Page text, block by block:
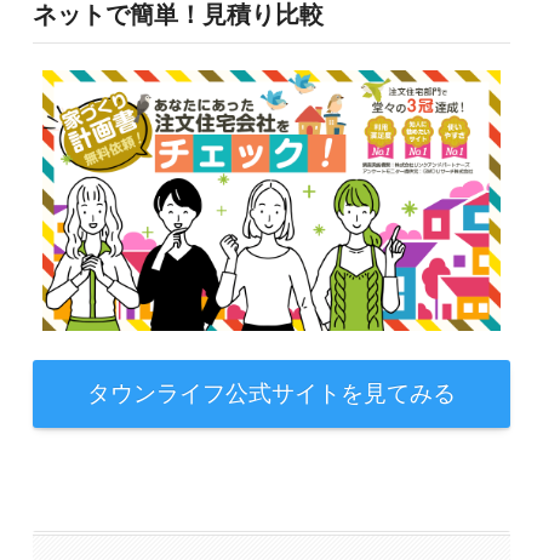
ネットで簡単！見積り比較
タウンライフ公式サイトを見てみる